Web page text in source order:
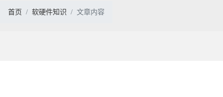
首页 软硬件知识 文章内容